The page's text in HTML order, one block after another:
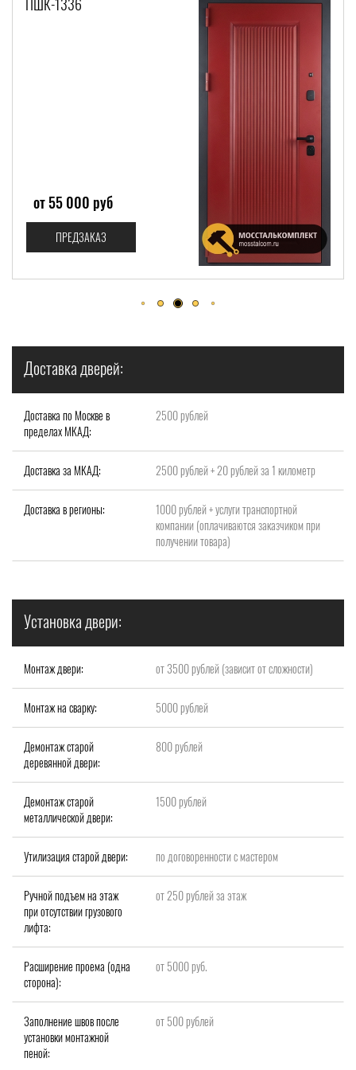
Доставка дверей:
Доставка по Москве в
пределах МКАД:
2500 рублей
Доставка за МКАД: 2500 рублей + 20 рублей за 1 километр
Доставка в регионы:
1000 рублей + услуги транспортной
компании (оплачиваются заказчиком при
получении товара)
Установка двери:
Монтаж двери: от 3500 рублей (зависит от сложности)
Монтаж на сварку: 5000 рублей
Демонтаж старой
деревянной двери:
800 рублей
Демонтаж старой
металлической двери:
1500 рублей
Утилизация старой двери: по договоренности с мастером
Ручной подъем на этаж
при отсутствии грузового
лифта:
от 250 рублей за этаж
Расширение проема (одна
сторона):
от 5000 руб.
Заполнение швов после
установки монтажной
пеной:
от 500 рублей